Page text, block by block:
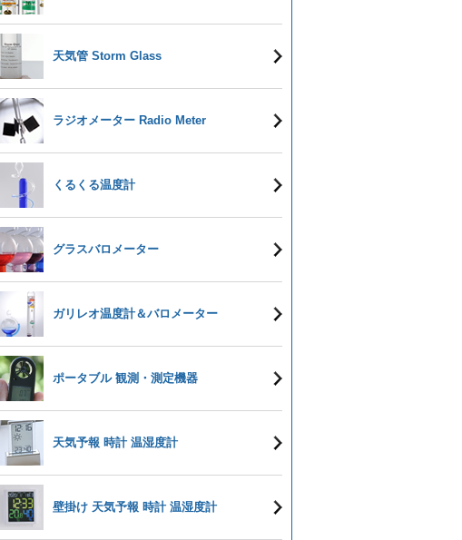
天気管 Storm Glass
ラジオメーター Radio Meter
くるくる温度計
グラスバロメーター
ガリレオ温度計＆バロメーター
ポータブル 観測・測定機器
天気予報 時計 温湿度計
壁掛け 天気予報 時計 温湿度計